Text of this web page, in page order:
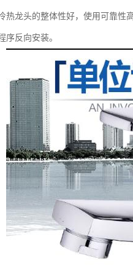
热龙头的整体性好，使用可靠性
序反向安装。